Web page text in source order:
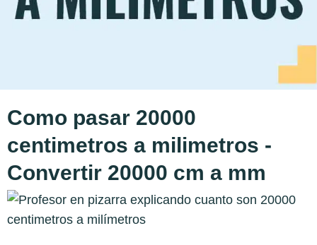
Como pasar 20000
centimetros a milimetros -
Convertir 20000 cm a mm